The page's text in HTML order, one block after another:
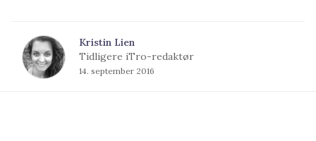
Kristin Lien
Tidligere iTro-redaktør
14. september 2016